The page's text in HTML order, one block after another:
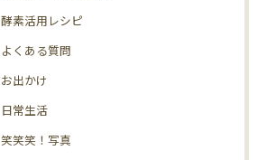
酵素活用レシピ
よくある質問
お出かけ
日常生活
笑笑笑！写真